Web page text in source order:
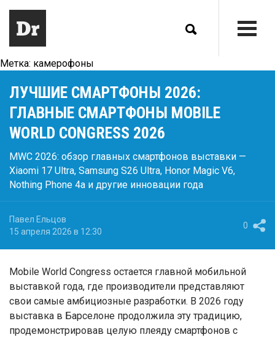
Метка: камерофоны
ЛУЧШИЕ СМАРТФОНЫ 2026:
ГЛАВНЫЕ СМАРТФОНЫ MOBILE
WORLD CONGRESS 2026
MWC 2026: обзор главных смартфонов выставки —
Xiaomi 17 Ultra, Samsung S26 Ultra, Honor Magic V6,
Nothing Phone 4a и другие инновации года
Павел Ельцов
15 апреля 2026 в 12:30
0
Mobile World Congress остается главной мобильной
выставкой года, где производители представляют
свои самые амбициозные разработки. В 2026 году
выставка в Барселоне продолжила эту традицию,
продемонстрировав целую плеяду смартфонов с